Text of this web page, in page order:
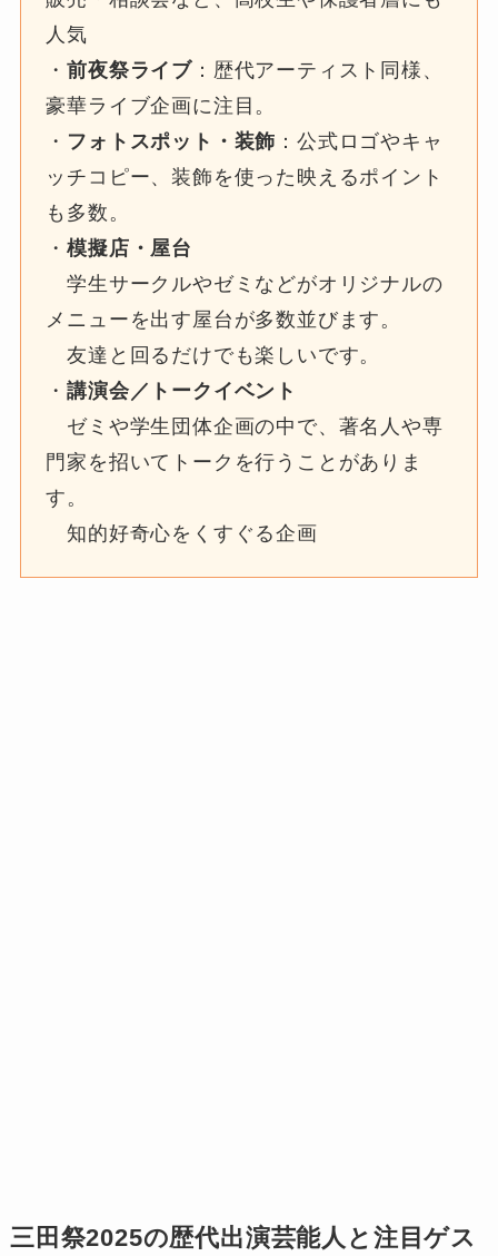
人気
・前夜祭ライブ：歴代アーティスト同様、
豪華ライブ企画に注目。
・ フォトスポット・装飾 ：公式ロゴやキャ
ッチコピー、装飾を使った映えるポイント
も多数。
・模擬店・屋台
学生サークルやゼミなどがオリジナルの
メニューを出す屋台が多数並びます。
友達と回るだけでも楽しいです。
・講演会／トークイベント
ゼミや学生団体企画の中で、著名人や専
門家を招いてトークを行うことがありま
す。
知的好奇心をくすぐる企画
三田祭2025の歴代出演芸能人と注目ゲス